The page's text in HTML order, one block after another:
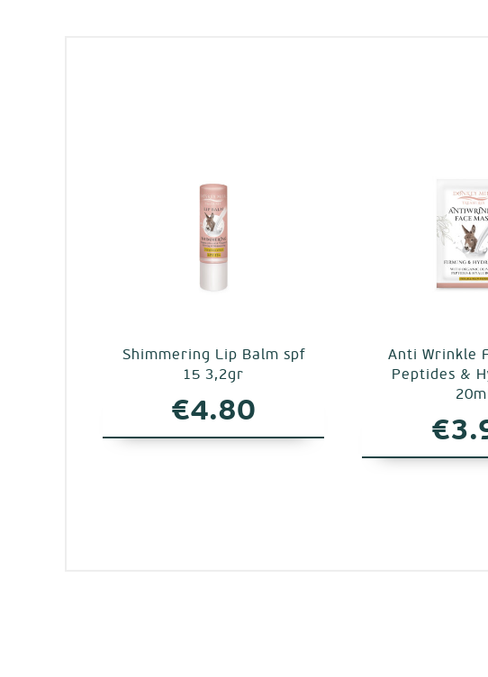
Shimmering Lip Balm spf
15 3,2gr
€4.80
Anti Wrinkle
Peptides &
€